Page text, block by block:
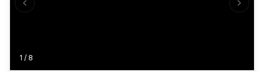
1 / 8
Previous slide Next